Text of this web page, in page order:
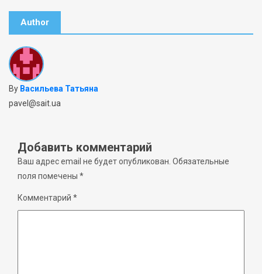
Author
By Васильева Татьяна
pavel@sait.ua
Добавить комментарий
Ваш адрес email не будет опубликован. Обязательные
поля помечены *
Комментарий *